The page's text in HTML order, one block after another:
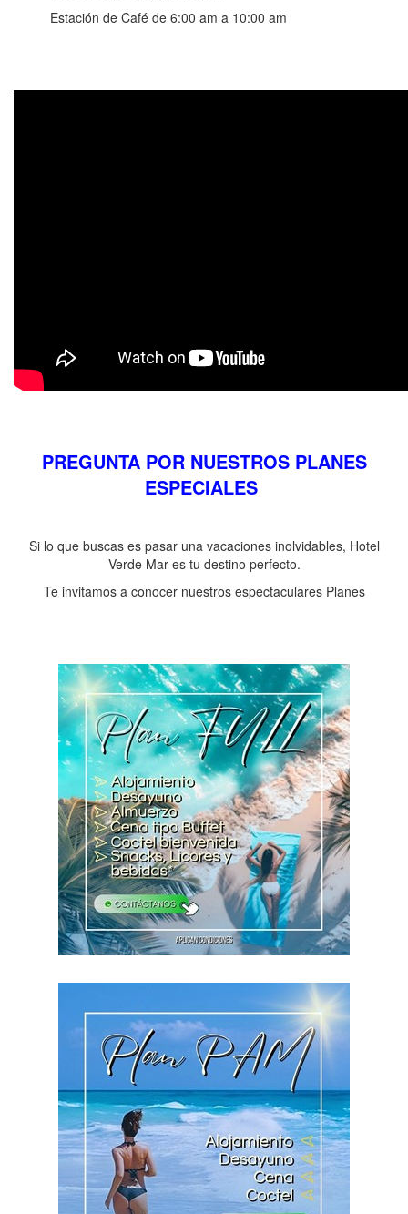
Estación de Café de 6:00 am a 10:00 am
PREGUNTA POR NUESTROS PLANES
ESPECIALES
Si lo que buscas es pasar una vacaciones inolvidables, Hotel
Verde Mar es tu destino perfecto.
Te invitamos a conocer nuestros espectaculares Planes